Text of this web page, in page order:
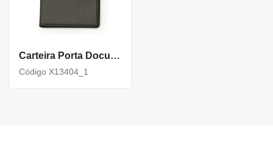
Carteira Porta Documento Couro Sintetico
Código X13404_1